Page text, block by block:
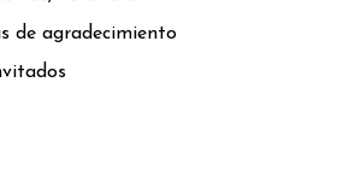
de agradecimiento